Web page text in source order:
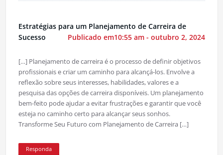
Estratégias para um Planejamento de Carreira de
Sucesso
Publicado em10:55 am - outubro 2, 2024
[…] Planejamento de carreira é o processo de definir objetivos
profissionais e criar um caminho para alcançá-los. Envolve a
reflexão sobre seus interesses, habilidades, valores e a
pesquisa das opções de carreira disponíveis. Um planejamento
bem-feito pode ajudar a evitar frustrações e garantir que você
esteja no caminho certo para alcançar seus sonhos.
Transforme Seu Futuro com Planejamento de Carreira […]
Responda